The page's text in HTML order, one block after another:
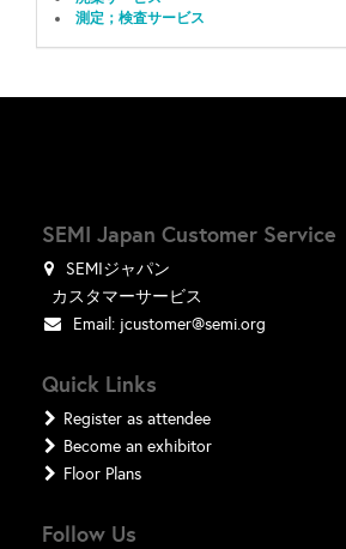
測定；検査サービス
SEMI Japan Customer Service
SEMIジャパン
カスタマーサービス
Email: jcustomer@semi.org
Quick Links
Register as attendee
Become an exhibitor
Floor Plans
Follow Us